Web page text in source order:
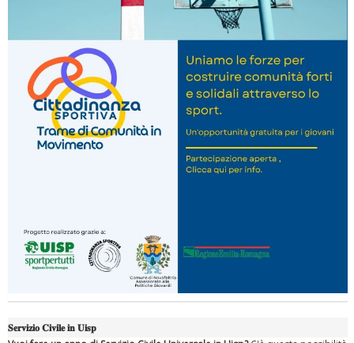
Tiziano Pesce nel Cda di Fondazione Terzjus: prima riunione a
Roma
𝐒𝐞𝐫𝐯𝐢𝐳𝐢𝐨 𝐂𝐢𝐯𝐢𝐥𝐞 𝐢𝐧 𝐔𝐢𝐬𝐩